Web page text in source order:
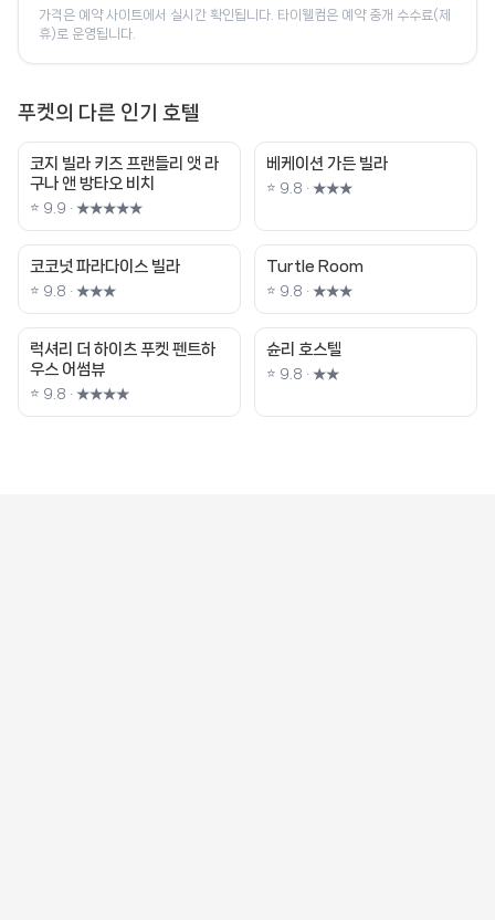
가격은 예약 사이트에서 실시간 확인됩니다. 타이웰컴은 예약 중개 수수료(제
휴)로 운영됩니다.
푸켓의 다른 인기 호텔
코지 빌라 키즈 프랜들리 앳 라
구나 앤 방타오 비치
⭐ 9.9 · ★★★★★
베케이션 가든 빌라
⭐ 9.8 · ★★★
코코넛 파라다이스 빌라
⭐ 9.8 · ★★★
Turtle Room
⭐ 9.8 · ★★★
럭셔리 더 하이츠 푸켓 펜트하
우스 어썸뷰
⭐ 9.8 · ★★★★
슌리 호스텔
⭐ 9.8 · ★★